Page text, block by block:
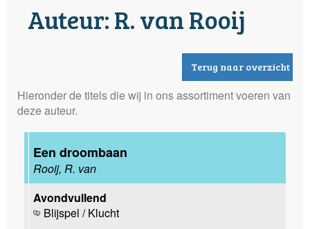
Auteur: R. van Rooij
Terug naar overzicht
Hieronder de titels die wij in ons assortiment voeren van
deze auteur.
Een droombaan
Rooij, R. van
Avondvullend
Blijspel / Klucht